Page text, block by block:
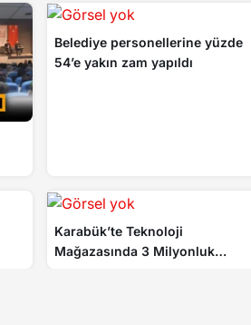
Belediye personellerine yüzde
54’e yakın zam yapıldı
Karabük’te Teknoloji
Mağazasında 3 Milyonluk